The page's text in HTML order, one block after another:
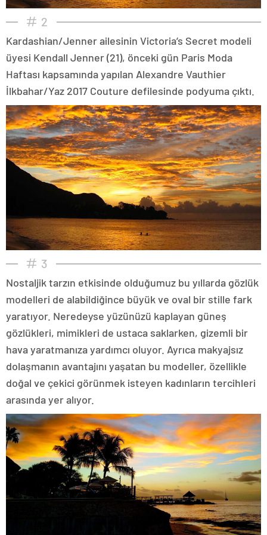
2
Kardashian/Jenner ailesinin Victoria’s Secret modeli
üyesi Kendall Jenner (21), önceki gün Paris Moda
Haftası kapsamında yapılan Alexandre Vauthier
İlkbahar/Yaz 2017 Couture defilesinde podyuma çıktı.
3
Nostaljik tarzın etkisinde olduğumuz bu yıllarda gözlük
modelleri de alabildiğince büyük ve oval bir stille fark
yaratıyor. Neredeyse yüzünüzü kaplayan güneş
gözlükleri, mimikleri de ustaca saklarken, gizemli bir
hava yaratmanıza yardımcı oluyor. Ayrıca makyajsız
dolaşmanın avantajını yaşatan bu modeller, özellikle
doğal ve çekici görünmek isteyen kadınların tercihleri
arasında yer alıyor.